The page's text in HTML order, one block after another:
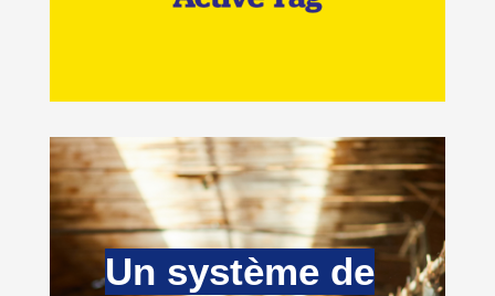
Un système de